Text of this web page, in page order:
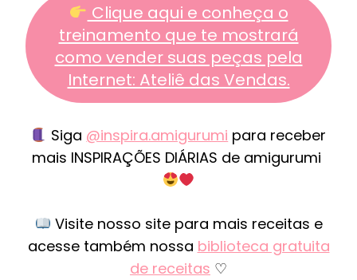
Clique aqui e conheça o
treinamento que te mostrará
como vender suas peças pela
Internet: Ateliê das Vendas.
Siga @inspira.amigurumi para receber
mais INSPIRAÇÕES DIÁRIAS de amigurumi
Visite nosso site para mais receitas e
acesse também nossa biblioteca gratuita
de receitas ♡